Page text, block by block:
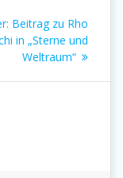
Nächster
Beitrag:
Beitrag zu Rho
in „Sterne und
Weltraum“